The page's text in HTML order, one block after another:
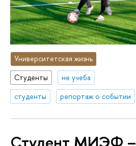
Университетская жизнь
Студенты
не учеба
студенты
репортаж о событии
Студент МИЭФ –